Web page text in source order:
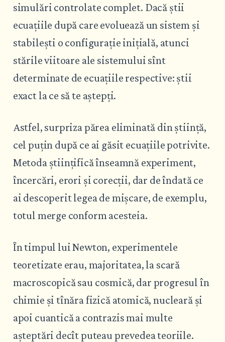
simulări controlate complet. Dacă știi
ecuațiile după care evoluează un sistem și
stabilești o configurație inițială, atunci
stările viitoare ale sistemului sînt
determinate de ecuațiile respective: știi
exact la ce să te aștepți.
Astfel, surpriza părea eliminată din știință,
cel puțin după ce ai găsit ecuațiile potrivite.
Metoda științifică înseamnă experiment,
încercări, erori și corecții, dar de îndată ce
ai descoperit legea de mișcare, de exemplu,
totul merge conform acesteia.
În timpul lui Newton, experimentele
teoretizate erau, majoritatea, la scară
macroscopică sau cosmică, dar progresul în
chimie și tînăra fizică atomică, nucleară și
apoi cuantică a contrazis mai multe
așteptări decît puteau prevedea teoriile.